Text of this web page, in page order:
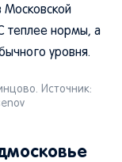
Московской
теплее нормы, а
уровня.
Источник: